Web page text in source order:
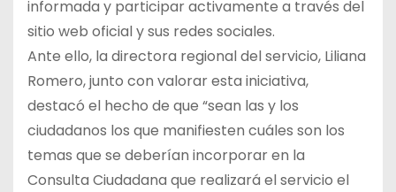
informada y participar activamente a través del
sitio web oficial y sus redes sociales.
Ante ello, la directora regional del servicio, Liliana
Romero, junto con valorar esta iniciativa,
destacó el hecho de que “sean las y los
ciudadanos los que manifiesten cuáles son los
temas que se deberían incorporar en la
Consulta Ciudadana que realizará el servicio el